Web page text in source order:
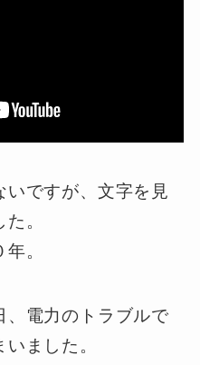
いですが、文字を見
。
。
、電力のトラブルで
ました。